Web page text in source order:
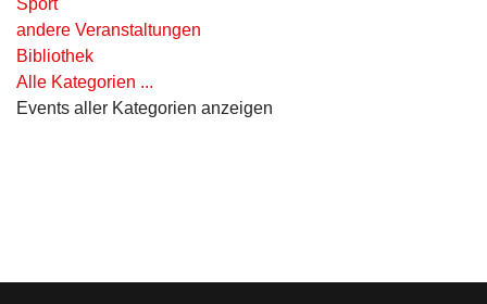
Sport
andere Veranstaltungen
Bibliothek
Alle Kategorien ...
Events aller Kategorien anzeigen